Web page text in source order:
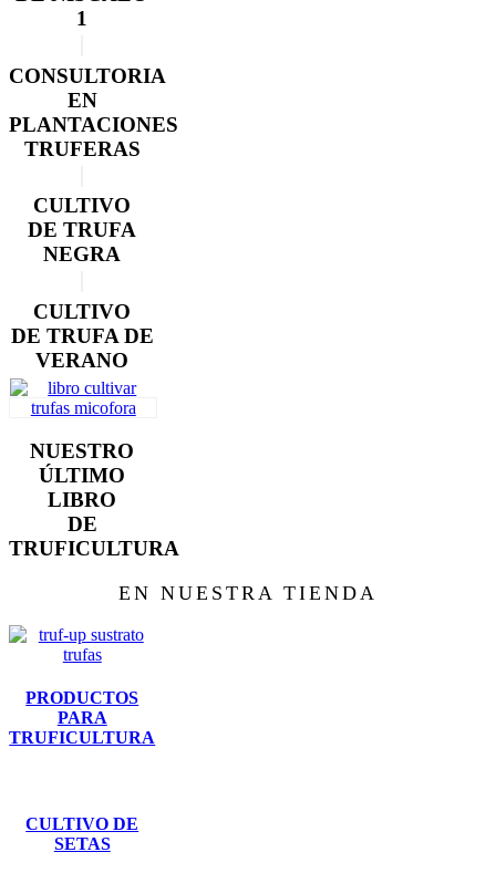
1
CONSULTORIA
EN
PLANTACIONES
TRUFERAS
CULTIVO
DE TRUFA
NEGRA
CULTIVO
DE TRUFA DE
VERANO
NUESTRO
ÚLTIMO
LIBRO
DE
TRUFICULTURA
EN NUESTRA TIENDA
PRODUCTOS
PARA
TRUFICULTURA
CULTIVO DE
SETAS